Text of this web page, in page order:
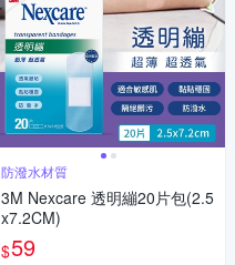
防潑水材質
3M Nexcare 透明繃20片包(2.5
x7.2CM)
$59